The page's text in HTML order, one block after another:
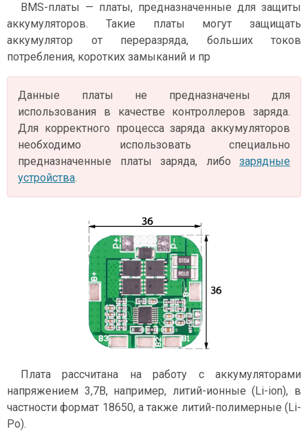
BMS-платы — платы, предназначенные для защиты
аккумуляторов. Такие платы могут защищать
аккумулятор от переразряда, больших токов
потребления, коротких замыканий и пр
Данные платы не предназначены для
использования в качестве контроллеров заряда.
Для корректного процесса заряда аккумуляторов
необходимо использовать специально
предназначенные платы заряда, либо зарядные
устройства.
Плата рассчитана на работу с аккумуляторами
напряжением 3,7В, например, литий-ионные (Li-ion), в
частности формат 18650, а также литий-полимерные (Li-
Po).